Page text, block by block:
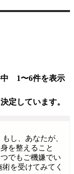
中 1〜6件を表示
定しています。
し、あなたが、
を整えること
でもご機嫌でい
を受けてみてく